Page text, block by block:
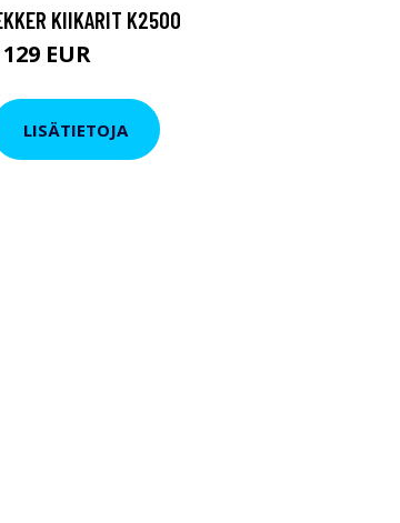
KIIKARIT K2500
129 EUR
LISÄTIETOJA